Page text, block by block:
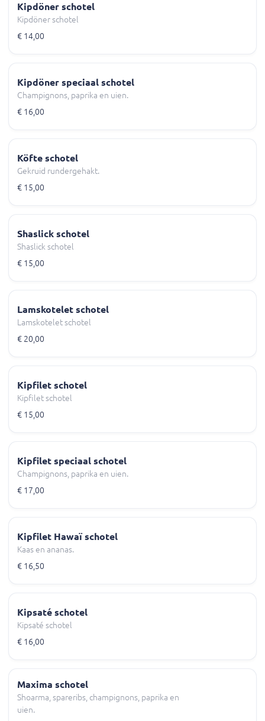
Kipdöner schotel
Kipdöner schotel
€ 14,00
Kipdöner speciaal schotel
Champignons, paprika en uien.
€ 16,00
Köfte schotel
Gekruid rundergehakt.
€ 15,00
Shaslick schotel
Shaslick schotel
€ 15,00
Lamskotelet schotel
Lamskotelet schotel
€ 20,00
Kipfilet schotel
Kipfilet schotel
€ 15,00
Kipfilet speciaal schotel
Champignons, paprika en uien.
€ 17,00
Kipfilet Hawaï schotel
Kaas en ananas.
€ 16,50
Kipsaté schotel
Kipsaté schotel
€ 16,00
Maxima schotel
Shoarma, spareribs, champignons, paprika en
uien.